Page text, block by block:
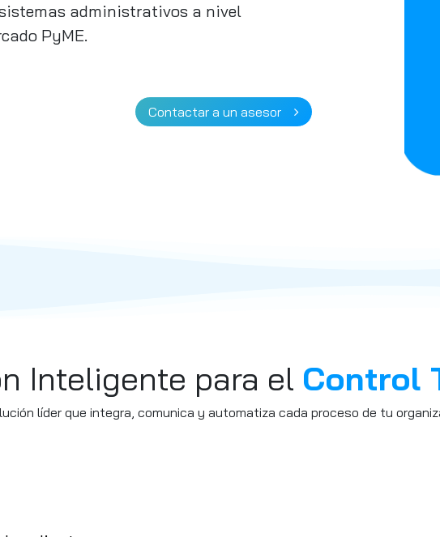
administrativos a nivel
PyME.
Contactar a un asesor
Inteligente para el Control
líder que integra, comunica y automatiza cada proceso de tu